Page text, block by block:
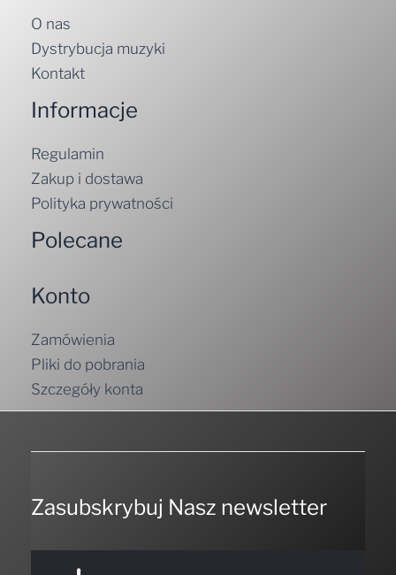
O nas
Dystrybucja muzyki
Kontakt
Informacje
Regulamin
Zakup i dostawa
Polityka prywatności
Polecane
Konto
Zamówienia
Pliki do pobrania
Szczegóły konta
Zasubskrybuj Nasz newsletter